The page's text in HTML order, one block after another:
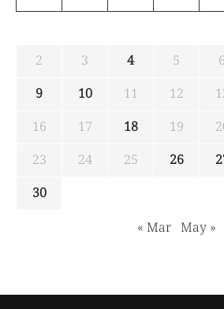
2
3 4 5 6
9
10 11 12
16
17 18 19
23
24 25 26
30
« Mar May »